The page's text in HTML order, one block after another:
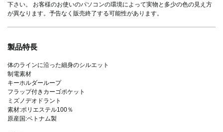
下さい。 お客様のお使いのパソコンの環境によって実物と多少の色の見え方
が異なります。予告なく販売終了する可能性があります。
製品特長
体のラインに沿った細身のシルエット
制電素材
キーホルダーループ
フラップ付きカーゴポケット
ミズノデオドラント
素材:ポリエステル100％
原産国:ベトナム製